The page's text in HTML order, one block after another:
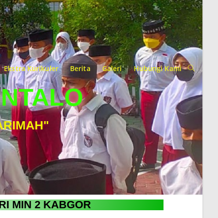
Ekstra Kurikuler Berita Galeri Hubungi Kami
MIN 2 KABGOR